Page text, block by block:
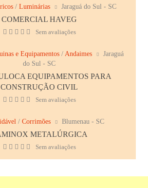
/ Luminárias Jaraguá do Sul - SC
COMERCIAL HAVEG
Sem avaliações
e Equipamentos / Andaimes
Jaraguá
do Sul - SC
EQUIPAMENTOS PARA
CONSTRUÇÃO CIVIL
Sem avaliações
/ Corrimões Blumenau - SC
METALÚRGICA
Sem avaliações